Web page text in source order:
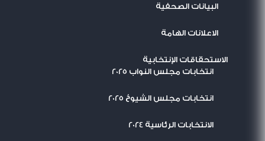
البيانات الصحفية
الاعلانات الهامة
الاستحقاقات الإنتخابية
انتخابات مجلس النواب 2025
انتخابات مجلس الشيوخ 2025
الانتخابات الرئاسية 2024